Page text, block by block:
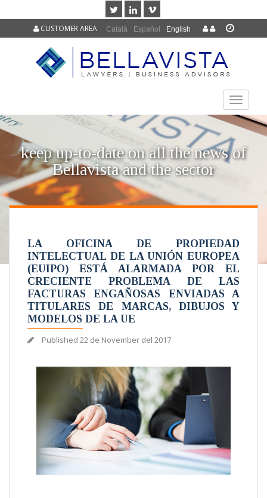
Català Español English
CUSTOMER AREA
TOGGLE
keep up-to-date on all the news of
Bellavista and the sector
LA OFICINA DE PROPIEDAD
INTELECTUAL DE LA UNIÓN EUROPEA
(EUIPO) ESTÁ ALARMADA POR EL
CRECIENTE PROBLEMA DE LAS
FACTURAS ENGAÑOSAS ENVIADAS A
TITULARES DE MARCAS, DIBUJOS Y
MODELOS DE LA UE
Published 22 de November del 2017